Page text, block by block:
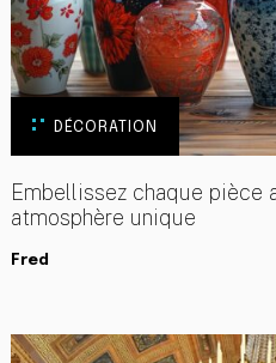
DÉCORATION
Embellissez chaque pièce
atmosphère unique
Fred